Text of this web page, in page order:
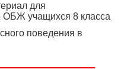
для
ОБЖ учащихся 8 класса
поведения в